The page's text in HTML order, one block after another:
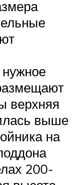
нужное
верхняя
выше
на
200-